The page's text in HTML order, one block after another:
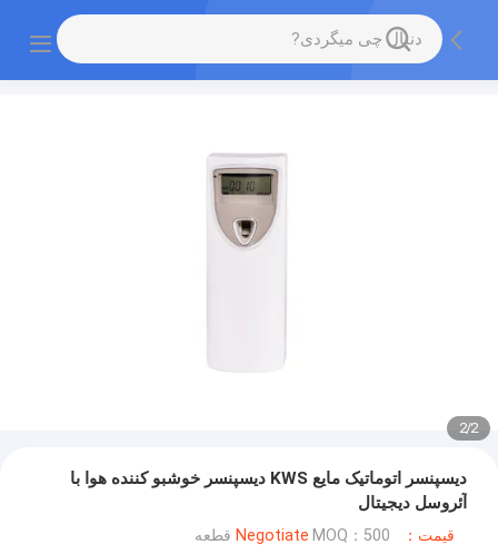
2
/
2
دیسپنسر اتوماتیک مایع KWS دیسپنسر خوشبو کننده هوا با
آئروسل دیجیتال
قیمت：Negotiate MOQ：500 قطعه